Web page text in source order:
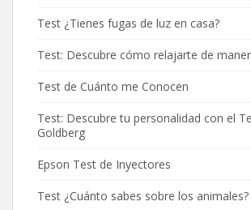
Test ¿Tienes fugas de luz en casa?
Test: Descubre cómo relajarte de
Test de Cuánto me Conocen
Test: Descubre tu personalidad con el
Goldberg
Epson Test de Inyectores
Test ¿Cuánto sabes sobre los animales?